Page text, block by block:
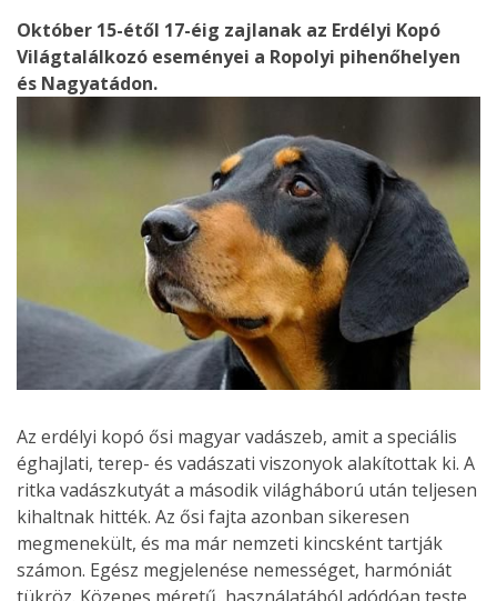
Október 15-étől 17-éig zajlanak az Erdélyi Kopó
Világtalálkozó eseményei a Ropolyi pihenőhelyen
és Nagyatádon.
Az erdélyi kopó ősi magyar vadászeb, amit a speciális
éghajlati, terep- és vadászati viszonyok alakítottak ki. A
ritka vadászkutyát a második világháború után teljesen
kihaltnak hitték. Az ősi fajta azonban sikeresen
megmenekült, és ma már nemzeti kincsként tartják
számon. Egész megjelenése nemességet, harmóniát